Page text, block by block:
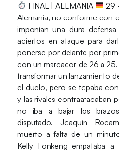
FINAL | ALEMANIA 29
Alemania, no conforme con
imponían una dura
aciertos en ataque para
ponerse por delante por
con un marcador de 26 a
transformar un lanzamiento
el duelo, pero se topaba
y las rivales contraatacaban
no iba a bajar los
disputado. Joaquín
muerto a falta de un
Kelly Fonkeng empataba